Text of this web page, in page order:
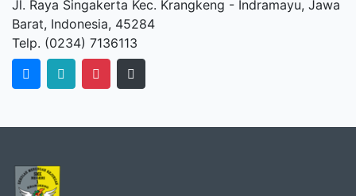
Jl. Raya Singakerta Kec. Krangkeng - Indramayu, Jawa
Barat, Indonesia, 45284
Telp. (0234) 7136113